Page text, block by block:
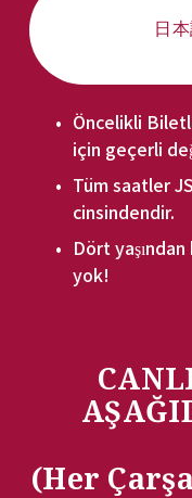
日
Öncelikli
için geçerli
Tüm saatler
cinsindendir.
Dört
yok!
(Her